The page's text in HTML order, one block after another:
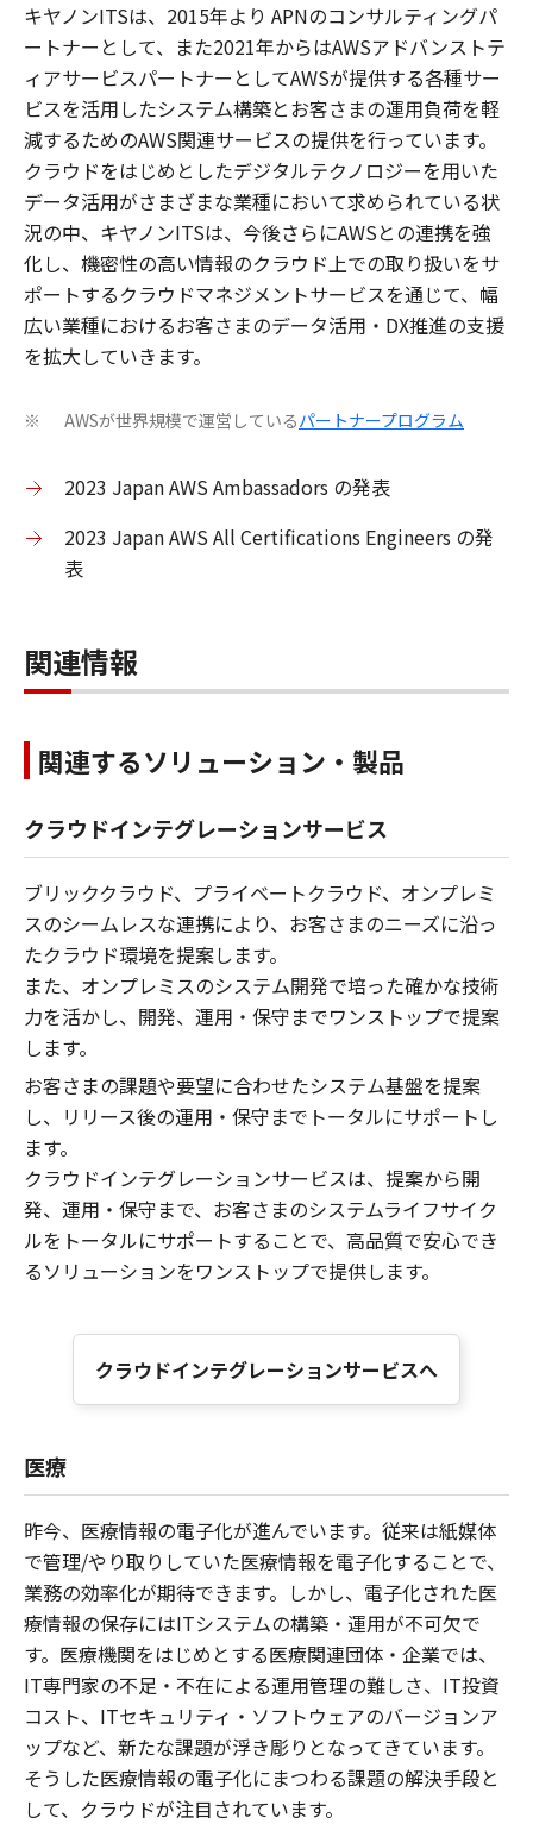
キヤノンITSは、2015年より APNのコンサルティングパ
ートナーとして、また2021年からはAWSアドバンストテ
ィアサービスパートナーとしてAWSが提供する各種サー
ビスを活用したシステム構築とお客さまの運用負荷を軽
減するためのAWS関連サービスの提供を行っています。
クラウドをはじめとしたデジタルテクノロジーを用いた
データ活用がさまざまな業種において求められている状
況の中、キヤノンITSは、今後さらにAWSとの連携を強
化し、機密性の高い情報のクラウド上での取り扱いをサ
ポートするクラウドマネジメントサービスを通じて、幅
広い業種におけるお客さまのデータ活用・DX推進の支援
を拡大していきます。
※ AWSが世界規模で運営しているパートナープログラム
2023 Japan AWS Ambassadors の発表
2023 Japan AWS All Certifications Engineers の発
表
関連情報
関連するソリューション・製品
クラウドインテグレーションサービス
ブリッククラウド、プライベートクラウド、オンプレミ
スのシームレスな連携により、お客さまのニーズに沿っ
たクラウド環境を提案します。
また、オンプレミスのシステム開発で培った確かな技術
力を活かし、開発、運用・保守までワンストップで提案
します。
お客さまの課題や要望に合わせたシステム基盤を提案
し、リリース後の運用・保守までトータルにサポートし
ます。
クラウドインテグレーションサービスは、提案から開
発、運用・保守まで、お客さまのシステムライフサイク
ルをトータルにサポートすることで、高品質で安心でき
るソリューションをワンストップで提供します。
クラウドインテグレーションサービスへ
医療
昨今、医療情報の電子化が進んでいます。従来は紙媒体
で管理/やり取りしていた医療情報を電子化することで、
業務の効率化が期待できます。しかし、電子化された医
療情報の保存にはITシステムの構築・運用が不可欠で
す。医療機関をはじめとする医療関連団体・企業では、
IT専門家の不足・不在による運用管理の難しさ、IT投資
コスト、ITセキュリティ・ソフトウェアのバージョンア
ップなど、新たな課題が浮き彫りとなってきています。
そうした医療情報の電子化にまつわる課題の解決手段と
して、クラウドが注目されています。